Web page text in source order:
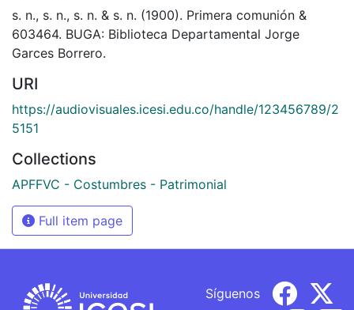
s. n., s. n., s. n. & s. n. (1900). Primera comunión &
603464. BUGA: Biblioteca Departamental Jorge
Garces Borrero.
URI
https://audiovisuales.icesi.edu.co/handle/123456789/2
5151
Collections
APFFVC - Costumbres - Patrimonial
Full item page
Síguenos